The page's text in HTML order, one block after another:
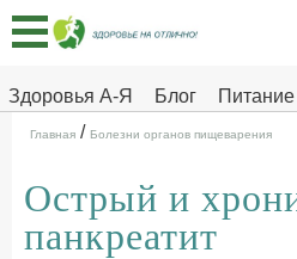
Здоровья А-Я Блог Питание
Здоровье на
Главная
Тесты
Про
ДЕТЯМ
Главная / Болезни органов пищеварения
Острый и
панкреатит